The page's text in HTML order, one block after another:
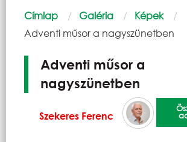
Morzsa
Címlap Galéria
Képek
Current:
Adventi műsor a nagyszünetben
Adventi műsor a
nagyszünetben
Szekeres Ferenc